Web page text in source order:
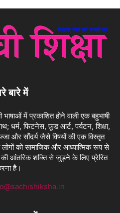
बारे में
भाषाओं में प्रकाशित होने वाली एक बहुभाषी
धर्म, फिटनेस, फ़ूड आर्ट, पर्यटन, शिक्षा,
और सौंदर्य जैसे विषयों की एक विस्तृत
लोगों को सामाजिक और आध्यात्मिक रूप से
आंतरिक शक्ति से जुड़ने के लिए प्रेरित
है।